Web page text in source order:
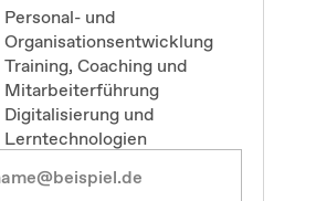
Personal- und
Organisationsentwicklung
Training, Coaching und
Mitarbeiterführung
Digitalisierung und
Lerntechnologien